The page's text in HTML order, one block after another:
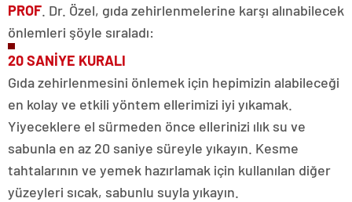
PROF. Dr. Özel, gıda zehirlenmelerine karşı alınabilecek
önlemleri şöyle sıraladı:
20 SANİYE KURALI
Gıda zehirlenmesini önlemek için hepimizin alabileceği
en kolay ve etkili yöntem ellerimizi iyi yıkamak.
Yiyeceklere el sürmeden önce ellerinizi ılık su ve
sabunla en az 20 saniye süreyle yıkayın. Kesme
tahtalarının ve yemek hazırlamak için kullanılan diğer
yüzeyleri sıcak, sabunlu suyla yıkayın.